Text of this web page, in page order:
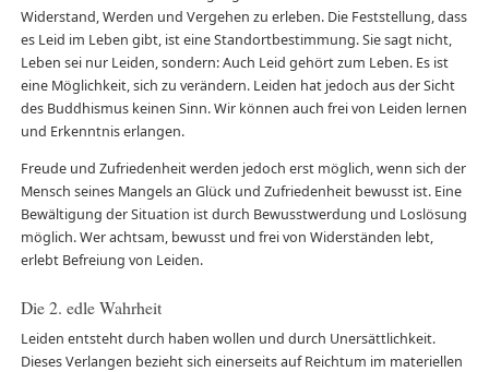
Widerstand, Werden und Vergehen zu erleben. Die Feststellung, dass
es Leid im Leben gibt, ist eine Standortbestimmung. Sie sagt nicht,
Leben sei nur Leiden, sondern: Auch Leid gehört zum Leben. Es ist
eine Möglichkeit, sich zu verändern. Leiden hat jedoch aus der Sicht
des Buddhismus keinen Sinn. Wir können auch frei von Leiden lernen
und Erkenntnis erlangen.
Freude und Zufriedenheit werden jedoch erst möglich, wenn sich der
Mensch seines Mangels an Glück und Zufriedenheit bewusst ist. Eine
Bewältigung der Situation ist durch Bewusstwerdung und Loslösung
möglich. Wer achtsam, bewusst und frei von Widerständen lebt,
erlebt Befreiung von Leiden.
Die 2. edle Wahrheit
Leiden entsteht durch haben wollen und durch Unersättlichkeit.
Dieses Verlangen bezieht sich einerseits auf Reichtum im materiellen